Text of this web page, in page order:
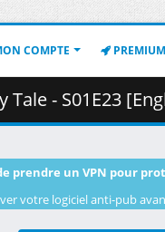
COMPTE PREMIUM
[English Dub] [CR
prendre un VPN pour
votre logiciel anti-pub